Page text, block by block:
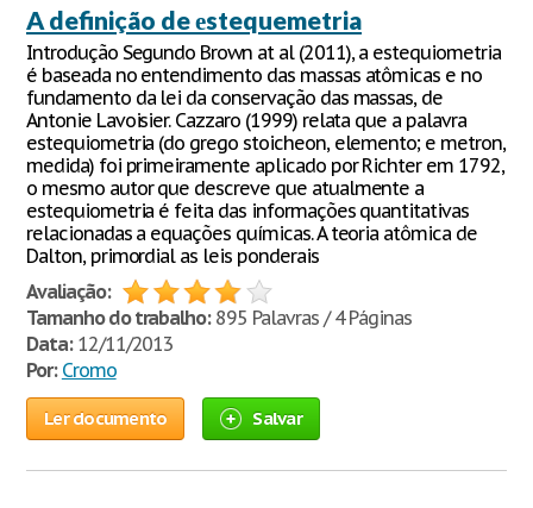
A definição de еstequemetria
Introdução Segundo Brown at al (2011), a estequiometria
é baseada no entendimento das massas atômicas e no
fundamento da lei da conservação das massas, de
Antonie Lavoisier. Cazzaro (1999) relata que a palavra
estequiometria (do grego stoicheon, elemento; e metron,
medida) foi primeiramente aplicado por Richter em 1792,
o mesmo autor que descreve que atualmente a
estequiometria é feita das informações quantitativas
relacionadas a equações químicas. A teoria atômica de
Dalton, primordial as leis ponderais
Avaliação:
Tamanho do trabalho:895 Palavras / 4 Páginas
Data:12/11/2013
Por: Cromo
Ler documento Salvar